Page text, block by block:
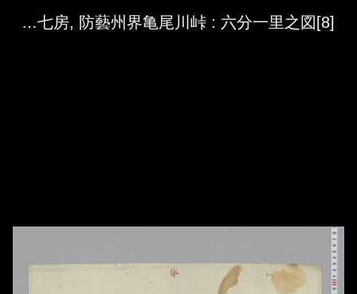
Media Viewer
[8]従周防國吉敷郡山口道塲門前町至佐波郡東佐波令制札, 長門阿武郡地福村字掛, 周防吉敷郡宮野村枝七房, 防藝州界亀尾川峠 : 六分一里之図